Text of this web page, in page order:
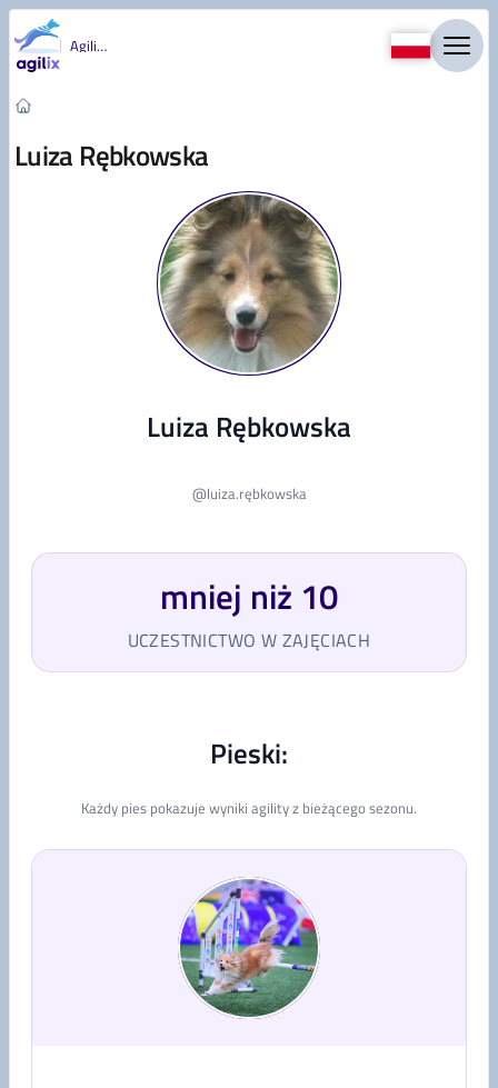
Przejdź do treści
Agility
Luiza Rębkowska
Luiza Rębkowska
@luiza.rębkowska
mniej niż 10
UCZESTNICTWO W ZAJĘCIACH
Pieski:
Każdy pies pokazuje wyniki agility z bieżącego sezonu.